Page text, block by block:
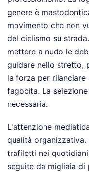
genere è
movimento che non
del ciclismo su
mettere a nudo le
guidare nello stretto,
la forza per
fagocita. La
necessaria.
L'attenzione
qualità
trafiletti nei
seguite da migliaia di